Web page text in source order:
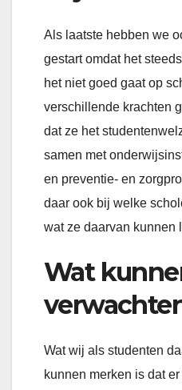
Als laatste hebben we
gestart omdat het
het niet goed gaat op
verschillende krachten
dat ze het
samen met
en preventie- en
daar ook bij welke
wat ze daarvan kunnen
Wat
Wat wij als studenten
kunnen merken is dat